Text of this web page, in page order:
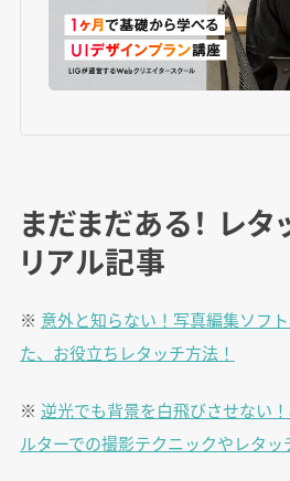
まだまだある！ レタ
リアル記事
※ 意外と知らない！写真編集ソフ
た、お役立ちレタッチ方法！
※ 逆光でも背景を白飛びさせない
ルターでの撮影テクニックやレタ